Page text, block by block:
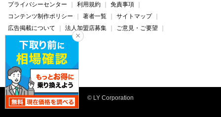
プライバシーセンター
利用規約
免責事項
コンテンツ制作ポリシー
著者一覧
サイトマップ
広告掲載について
法人加盟店募集
ご意見・ご要望
ヘルプ・お問い合わせ
carview! Yahoo! JAPAN
© LY Corporation